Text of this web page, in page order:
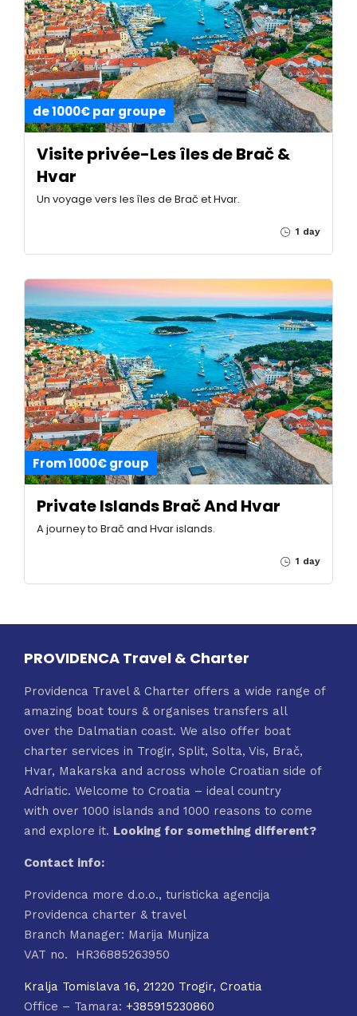
de 1000€ par groupe
Visite privée-Les îles de Brač &
Hvar
Un voyage vers les îles de Brač et Hvar.
1 day
From 1000€ group
Private Islands Brač And Hvar
A journey to Brač and Hvar islands.
1 day
PROVIDENCA Travel & Charter
Providenca Travel & Charter offers a wide range of
amazing boat tours & organises transfers all
over the Dalmatian coast. We also offer boat
charter services in Trogir, Split, Solta, Vis, Brač,
Hvar, Makarska and across whole Croatian side of
Adriatic. Welcome to Croatia – ideal country
with over 1000 islands and 1000 reasons to come
and explore it. Looking for something different?
Contact info:
Providenca more d.o.o., turisticka agencija
Providenca charter & travel
Branch Manager: Marija Munjiza
VAT no. HR36885263950
Kralja Tomislava 16, 21220 Trogir, Croatia
Office – Tamara: +385915230860